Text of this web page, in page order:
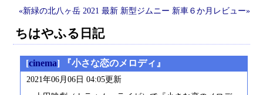
«新緑の北八ヶ岳 2021 最新 新型ジムニー 新車６か月レビュー»
ちはやふる日記
[cinema] 『小さな恋のメロディ』
2021年06月06日 04:05更新